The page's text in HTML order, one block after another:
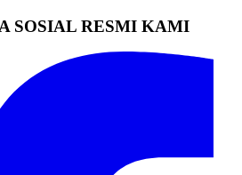
SOSIAL RESMI KAMI